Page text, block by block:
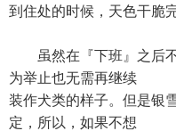
到住处的时候，天色干脆
虽然在『下班』之后不
为举止也无需再继续
装作犬类的样子。但是银
定，所以，如果不想